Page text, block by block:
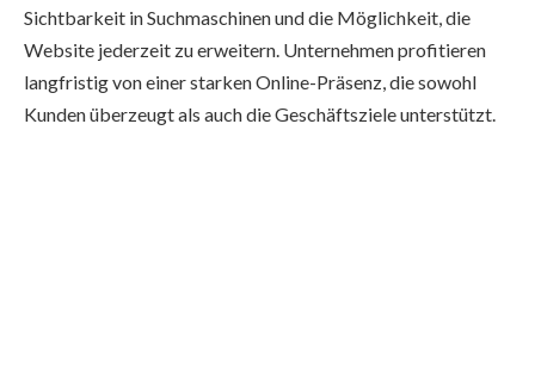
Sichtbarkeit in Suchmaschinen und die Möglichkeit, die
Website jederzeit zu erweitern. Unternehmen profitieren
langfristig von einer starken Online-Präsenz, die sowohl
Kunden überzeugt als auch die Geschäftsziele unterstützt.